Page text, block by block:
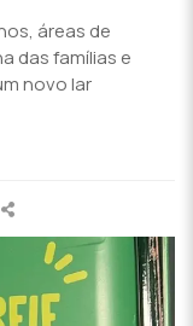
áreas de
das famílias e
novo lar